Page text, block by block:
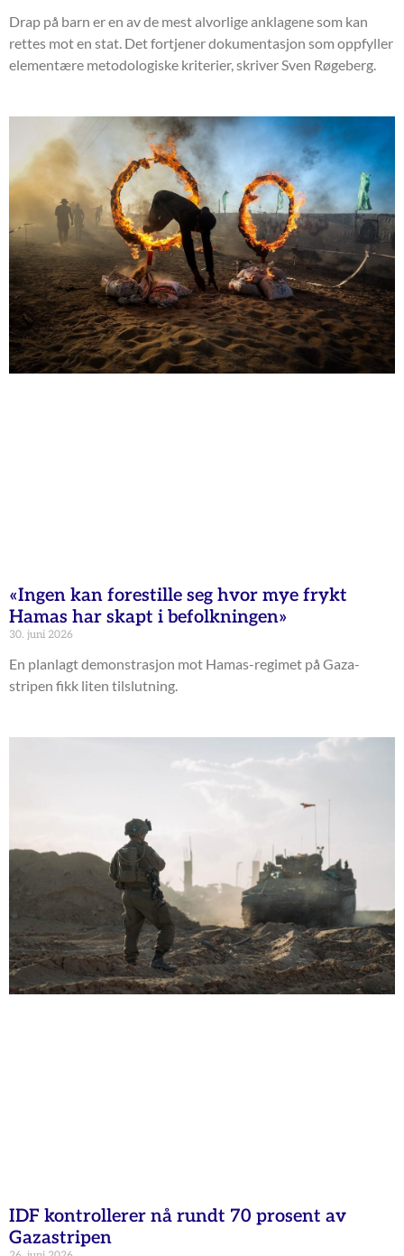
Drap på barn er en av de mest alvorlige anklagene som kan
rettes mot en stat. Det fortjener dokumentasjon som oppfyller
elementære metodologiske kriterier, skriver Sven Røgeberg.
«Ingen kan forestille seg hvor mye frykt
Hamas har skapt i befolkningen»
30. juni 2026
En planlagt demonstrasjon mot Hamas-regimet på Gaza-
stripen fikk liten tilslutning.
IDF kontrollerer nå rundt 70 prosent av
Gazastripen